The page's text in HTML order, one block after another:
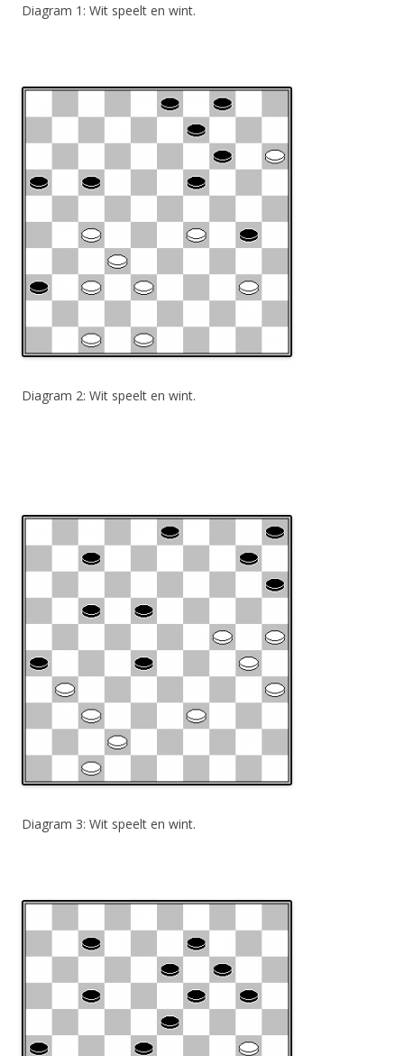
Diagram 1: Wit speelt en wint.
Diagram 2: Wit speelt en wint.
Diagram 3: Wit speelt en wint.